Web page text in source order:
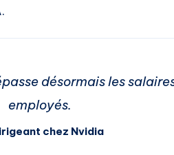
désormais les
employés.
chez Nvidia